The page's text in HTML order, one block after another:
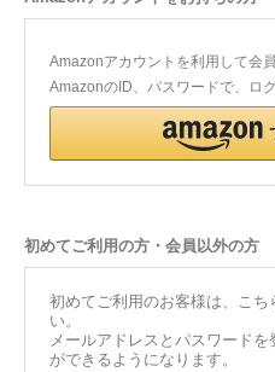
お問い
Amazonアカウントを利用して会
AmazonのID、パスワードで、ロ
初めてご利用の方・会員以外の方
初めてご利用のお客様は、こ
い。
メールアドレスとパスワード
ができるようになります。